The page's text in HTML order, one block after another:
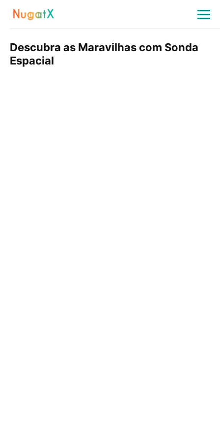
Descubra as Maravilhas com Sonda
Espacial